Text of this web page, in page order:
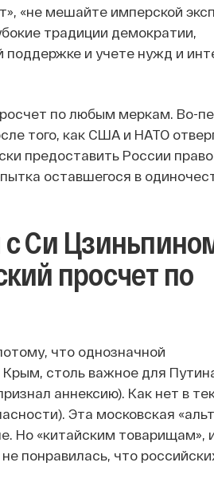
«не мешайте имперской
традиции демократии,
и учете нужд и
по любым меркам. Во-
того, как США и НАТО
предоставить России
оставшегося в
Си
просчет по
что однозначной
столь важное для
аннексию). Как нет в
Эта московская
Но «китайским
понравилась, что